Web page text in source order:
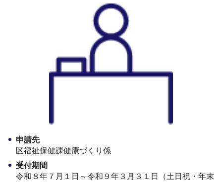
申請先
区福祉保健課健康づくり係
受付期間
令和８年７月１日～令和９年３月３１日（土日祝・年末